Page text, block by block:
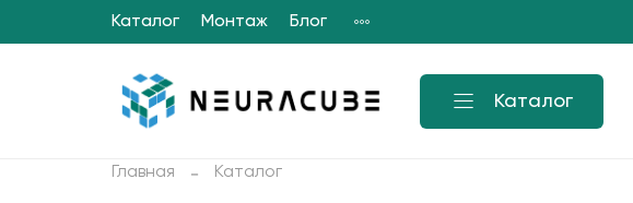
Каталог Монтаж Блог
Каталог
Главная Каталог